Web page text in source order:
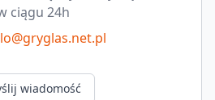
ciągu 24h
wiadomość